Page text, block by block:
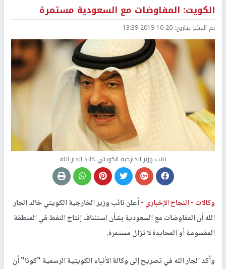
الكويت: المفاوضات مع السعودية مستمرة
تم النشر بتاريخ: 2019-10-20 13:39
نائب وزير الخارجية الكويتي ​خالد الجار الله
وكالات -النجاح الإخباري -أعلن نائب وزير الخارجية الكويتي ​خالد الجار
الله​ أن المفاوضات مع ​السعودية​ بشأن استئناف إنتاج ​النفط​ في المنطقة
المقسومة أو المحايدة لا تزال مستمرة.
وأكد الجار الله في تصريح إلى وكالة الأنباء الكويتية الرسمية "كونا" أن